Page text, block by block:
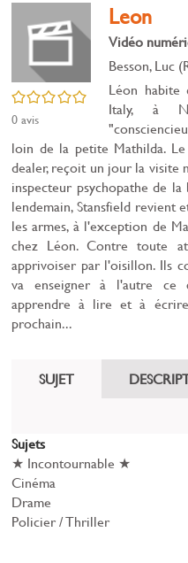
/5
0avis
Leon
Vidéo
Besson, Luc
Léon
Italy, à
loin de la petite Mathilda.
dealer, reçoit un jour la visite
inspecteur psychopathe de la
lendemain, Stansfield revient
les armes, à l'exception de
chez Léon. Contre toute
apprivoiser par l'oisillon. Ils
va enseigner à l'autre ce
apprendre à lire et à
prochain...
SUJET
Sujets
★ Incontournable ★
Cinéma
Drame
Policier / Thriller